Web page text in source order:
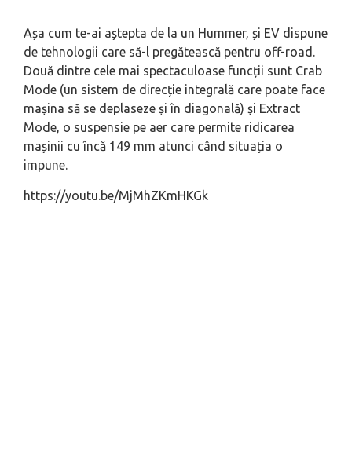
Așa cum te-ai aștepta de la un Hummer, și EV dispune
de tehnologii care să-l pregătească pentru off-road.
Două dintre cele mai spectaculoase funcții sunt Crab
Mode (un sistem de direcție integrală care poate face
mașina să se deplaseze și în diagonală) și Extract
Mode, o suspensie pe aer care permite ridicarea
mașinii cu încă 149 mm atunci când situația o
impune.
https://youtu.be/MjMhZKmHKGk